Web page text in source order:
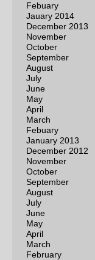
Febuary
Jauary 2014
December 2013
November
October
September
August
July
June
May
April
March
Febuary
January 2013
December 2012
November
October
September
August
July
June
May
April
March
February